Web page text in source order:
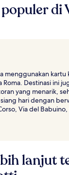
di
menggunakan
Roma. Destinasi ini
yang menarik,
hari dengan
Via del
lanjut